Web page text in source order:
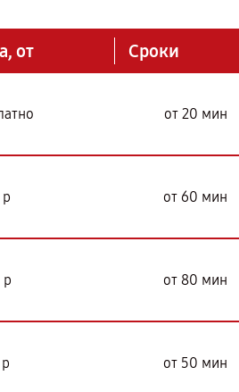
от Сроки
от 20 мин
от 60 мин
от 80 мин
от 50 мин